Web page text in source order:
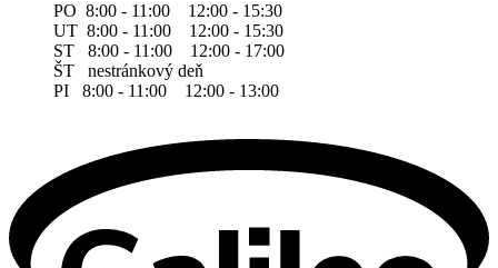
PO 8:00 - 11:00 12:00 - 15:30
UT 8:00 - 11:00 12:00 - 15:30
ST 8:00 - 11:00 12:00 - 17:00
ŠT nestránkový deň
PI 8:00 - 11:00 12:00 - 13:00